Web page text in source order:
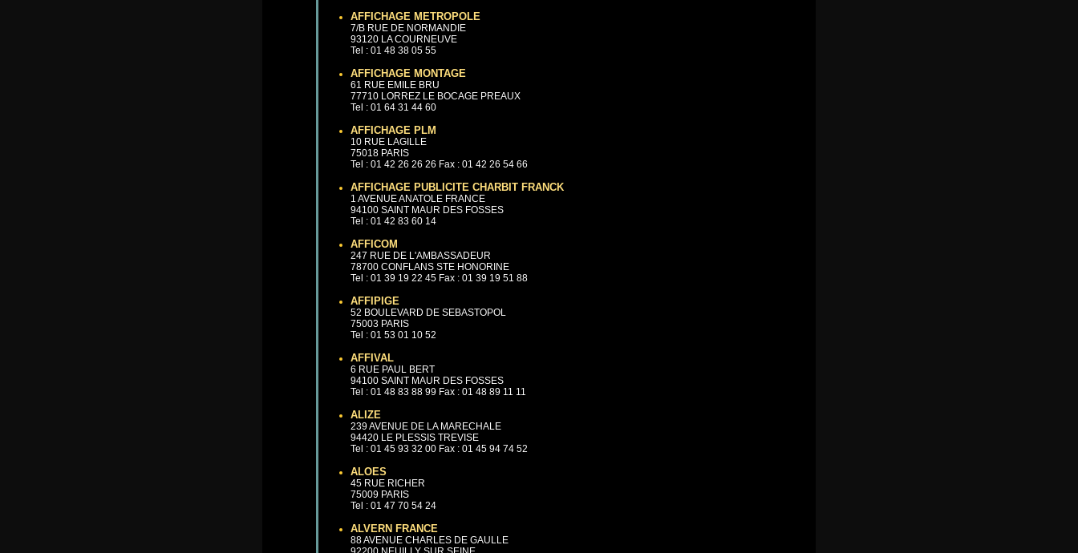
AFFICHAGE METROPOLE
7/B RUE DE NORMANDIE
93120 LA COURNEUVE
Tel : 01 48 38 05 55
AFFICHAGE MONTAGE
61 RUE EMILE BRU
77710 LORREZ LE BOCAGE PREAUX
Tel : 01 64 31 44 60
AFFICHAGE PLM
10 RUE LAGILLE
75018 PARIS
Tel : 01 42 26 26 26 Fax : 01 42 26 54 66
AFFICHAGE PUBLICITE CHARBIT FRANCK
1 AVENUE ANATOLE FRANCE
94100 SAINT MAUR DES FOSSES
Tel : 01 42 83 60 14
AFFICOM
247 RUE DE L'AMBASSADEUR
78700 CONFLANS STE HONORINE
Tel : 01 39 19 22 45 Fax : 01 39 19 51 88
AFFIPIGE
52 BOULEVARD DE SEBASTOPOL
75003 PARIS
Tel : 01 53 01 10 52
AFFIVAL
6 RUE PAUL BERT
94100 SAINT MAUR DES FOSSES
Tel : 01 48 83 88 99 Fax : 01 48 89 11 11
ALIZE
239 AVENUE DE LA MARECHALE
94420 LE PLESSIS TREVISE
Tel : 01 45 93 32 00 Fax : 01 45 94 74 52
ALOES
45 RUE RICHER
75009 PARIS
Tel : 01 47 70 54 24
ALVERN FRANCE
88 AVENUE CHARLES DE GAULLE